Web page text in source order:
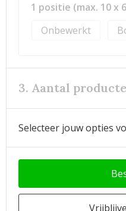
1 positie (max. 10 x
Onbewerkt
3. Aantal
Selecteer jouw opties